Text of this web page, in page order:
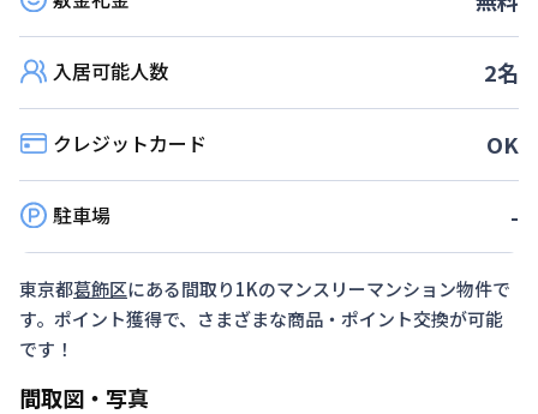
入居可能人数 2名
クレジットカード OK
駐車場 -
東京都葛飾区にある間取り1Kのマンスリーマンション物件で
す。ポイント獲得で、さまざまな商品・ポイント交換が可能
です！
間取図・写真